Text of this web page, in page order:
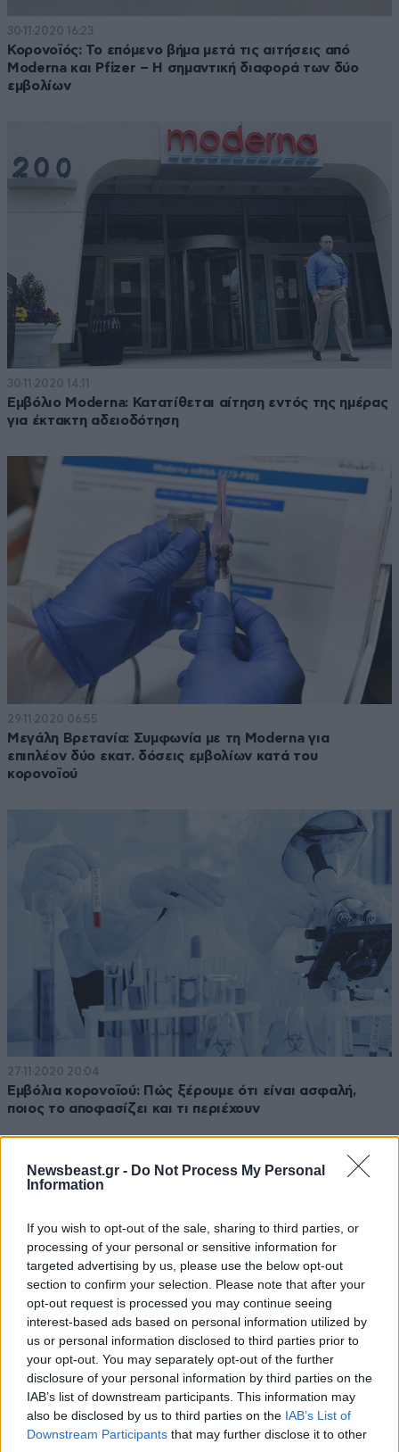
Newsbeast.gr - Do Not Process My Personal
Information
If you wish to opt-out of the sale, sharing to third parties, or
processing of your personal or sensitive information for
targeted advertising by us, please use the below opt-out
section to confirm your selection. Please note that after your
opt-out request is processed you may continue seeing
interest-based ads based on personal information utilized by
us or personal information disclosed to third parties prior to
your opt-out. You may separately opt-out of the further
disclosure of your personal information by third parties on the
IAB’s list of downstream participants. This information may
also be disclosed by us to third parties on the IAB’s List of
Downstream Participants that may further disclose it to other
30·11·2020 16:23
Κορονοϊός: Το επόμενο βήμα μετά τις αιτήσεις από
Moderna και Pfizer – Η σημαντική διαφορά των δύο
εμβολίων
30·11·2020 14:11
Εμβόλιο Moderna: Κατατίθεται αίτηση εντός της ημέρας
για έκτακτη αδειοδότηση
29·11·2020 06:55
Μεγάλη Βρετανία: Συμφωνία με τη Moderna για
επιπλέον δύο εκατ. δόσεις εμβολίων κατά του
κορονοϊού
27·11·2020 20:04
Εμβόλια κορονοϊού: Πώς ξέρουμε ότι είναι ασφαλή,
ποιος το αποφασίζει και τι περιέχουν
Τα mRNA εμβόλια για τον κορονοϊό και η «αλλοίωση του
DNA» – Ο Ηλίας Μόσιαλος απαντά με χιούμορ